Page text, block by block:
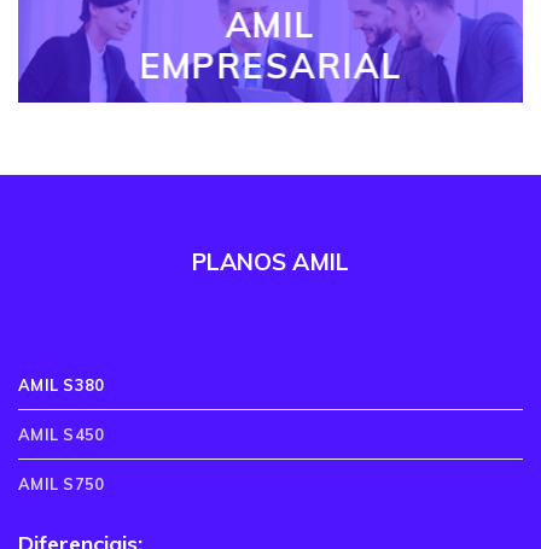
AMIL
EMPRESARIAL
PLANOS AMIL
AMIL S380
AMIL S450
AMIL S750